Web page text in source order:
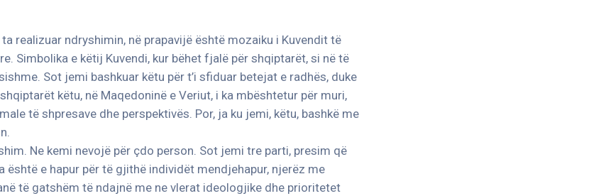
realizuar ndryshimin, në prapavijë është mozaiku i Kuvendit të
Simbolika e këtij Kuvendi, kur bëhet fjalë për shqiptarët, si në të
Sot jemi bashkuar këtu për t’i sfiduar betejat e radhës, duke
këtu, në Maqedoninë e Veriut, i ka mbështetur për muri,
të shpresave dhe perspektivës. Por, ja ku jemi, këtu, bashkë me
Ne kemi nevojë për çdo person. Sot jemi tre parti, presim që
është e hapur për të gjithë individët mendjehapur, njerëz me
të gatshëm të ndajnë me ne vlerat ideologjike dhe prioritetet